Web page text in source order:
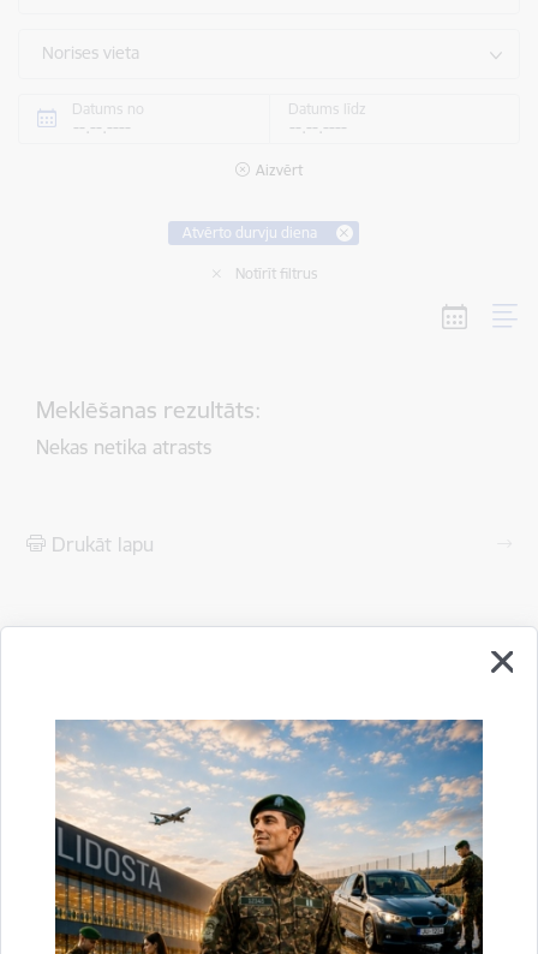
Norises vieta
Datums no Datums līdz
Aizvērt
Atvērto durvju diena
Notīrīt filtrus
Meklēšanas rezultāts:
Nekas netika atrasts
Drukāt lapu